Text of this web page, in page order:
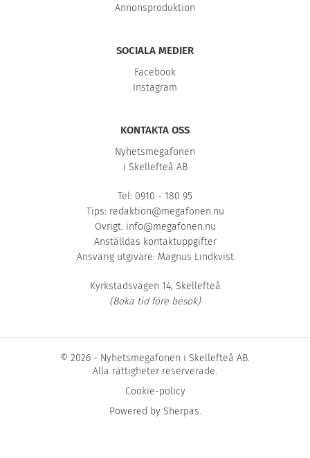
Annonsproduktion
SOCIALA MEDIER
Facebook
Instagram
KONTAKTA OSS
Nyhetsmegafonen
i Skellefteå AB
Tel: 0910 - 180 95
Tips: redaktion@megafonen.nu
Övrigt: info@megafonen.nu
Anställdas kontaktuppgifter
Ansvarig utgivare: Magnus Lindkvist
Kyrkstadsvägen 14, Skellefteå
(Boka tid före besök)
© 2026 - Nyhetsmegafonen i Skellefteå AB.
Alla rättigheter reserverade.
Cookie-policy
Powered by Sherpas.